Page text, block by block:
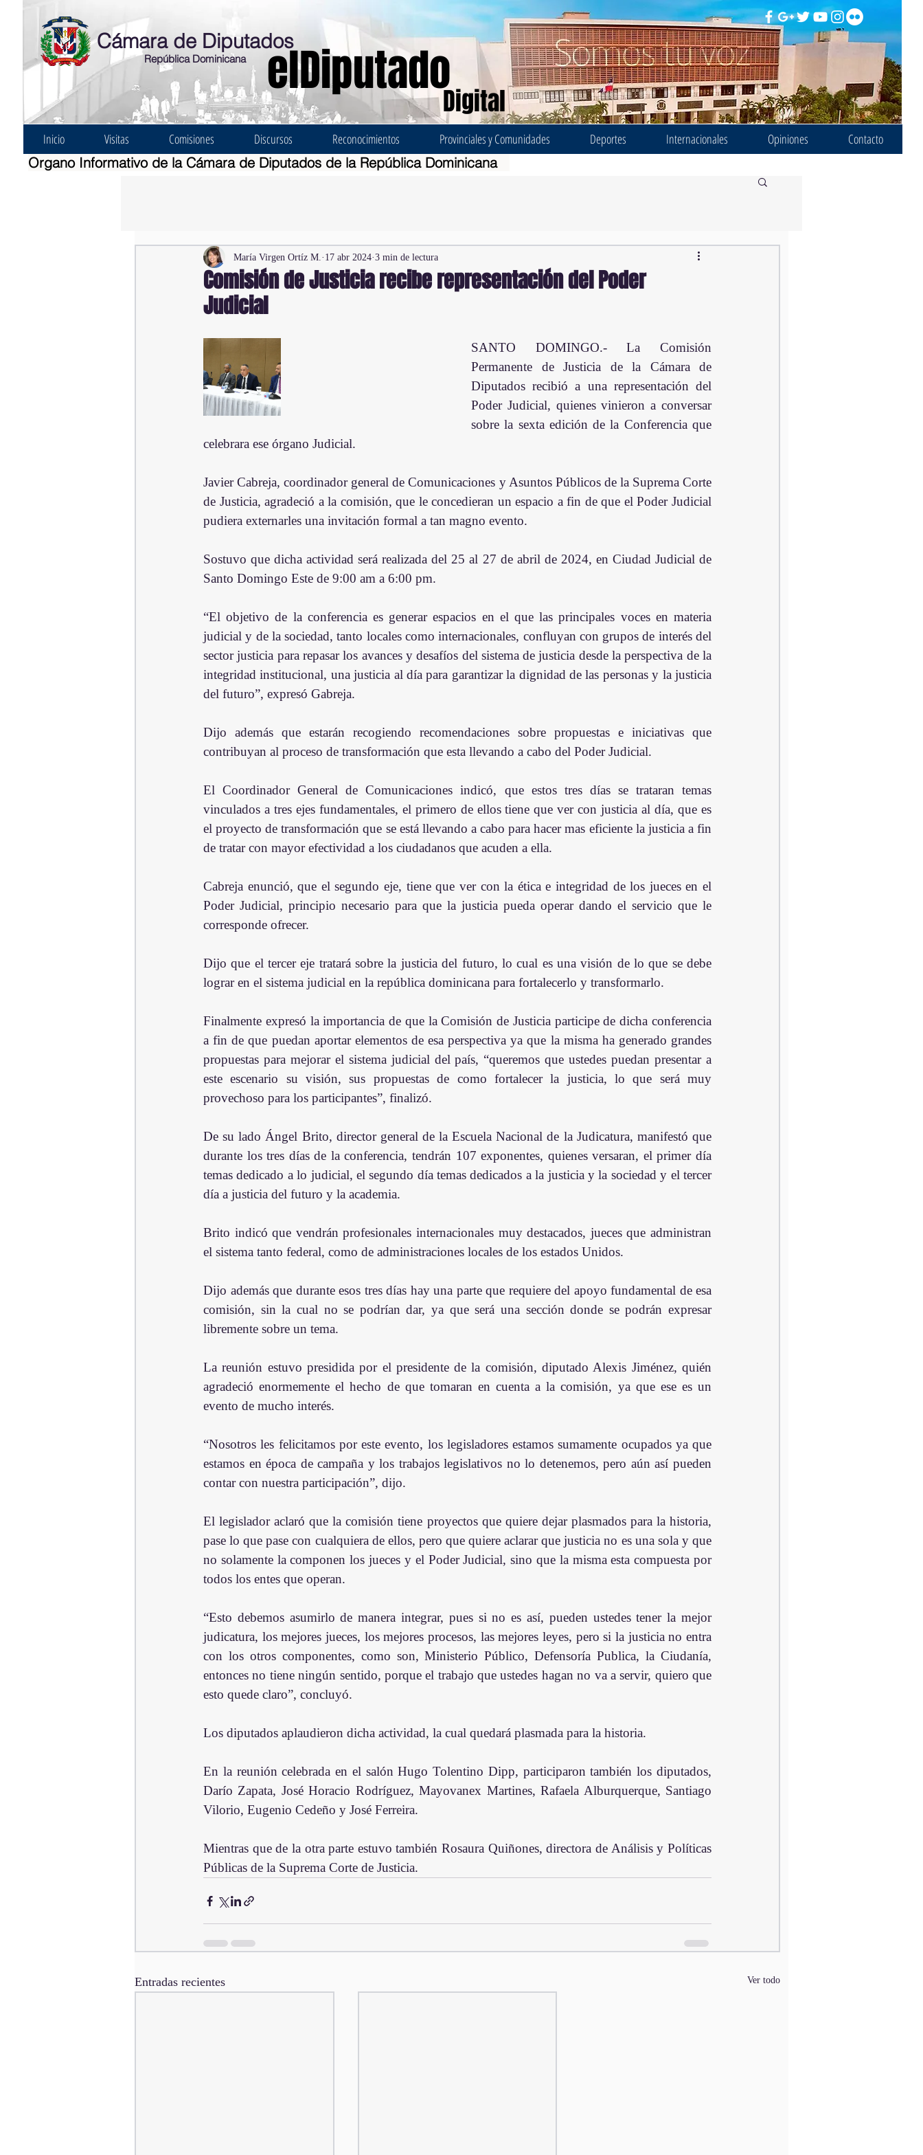
Digital
elDiputado
Cámara de Diputados
República Dominicana
Inicio Visitas Comisiones Discursos Reconocimientos Provinciales y Comunidades Deportes Internacionales Opiniones Contacto
Organo Informativo de la Cámara de Diputados de la República Dominicana
Comisión de Justicia recibe representación del Poder
Judicial
María Virgen Ortíz M. 17 abr 2024 3 min de lectura
SANTO DOMINGO.- La Comisión
Permanente de Justicia de la Cámara de
Diputados recibió a una representación del
Poder Judicial, quienes vinieron a conversar
sobre la sexta edición de la Conferencia que
celebrara ese órgano Judicial.
Javier Cabreja, coordinador general de Comunicaciones y Asuntos Públicos de la Suprema Corte
de Justicia, agradeció a la comisión, que le concedieran un espacio a fin de que el Poder Judicial
pudiera externarles una invitación formal a tan magno evento.
Sostuvo que dicha actividad será realizada del 25 al 27 de abril de 2024, en Ciudad Judicial de
Santo Domingo Este de 9:00 am a 6:00 pm.
“El objetivo de la conferencia es generar espacios en el que las principales voces en materia
judicial y de la sociedad, tanto locales como internacionales, confluyan con grupos de interés del
sector justicia para repasar los avances y desafíos del sistema de justicia desde la perspectiva de la
integridad institucional, una justicia al día para garantizar la dignidad de las personas y la justicia
del futuro”, expresó Gabreja.
Dijo además que estarán recogiendo recomendaciones sobre propuestas e iniciativas que
contribuyan al proceso de transformación que esta llevando a cabo del Poder Judicial.
El Coordinador General de Comunicaciones indicó, que estos tres días se trataran temas
vinculados a tres ejes fundamentales, el primero de ellos tiene que ver con justicia al día, que es
el proyecto de transformación que se está llevando a cabo para hacer mas eficiente la justicia a fin
de tratar con mayor efectividad a los ciudadanos que acuden a ella.
Cabreja enunció, que el segundo eje, tiene que ver con la ética e integridad de los jueces en el
Poder Judicial, principio necesario para que la justicia pueda operar dando el servicio que le
corresponde ofrecer.
Dijo que el tercer eje tratará sobre la justicia del futuro, lo cual es una visión de lo que se debe
lograr en el sistema judicial en la república dominicana para fortalecerlo y transformarlo.
Finalmente expresó la importancia de que la Comisión de Justicia participe de dicha conferencia
a fin de que puedan aportar elementos de esa perspectiva ya que la misma ha generado grandes
propuestas para mejorar el sistema judicial del país, “queremos que ustedes puedan presentar a
este escenario su visión, sus propuestas de como fortalecer la justicia, lo que será muy
provechoso para los participantes”, finalizó.
De su lado Ángel Brito, director general de la Escuela Nacional de la Judicatura, manifestó que
durante los tres días de la conferencia, tendrán 107 exponentes, quienes versaran, el primer día
temas dedicado a lo judicial, el segundo día temas dedicados a la justicia y la sociedad y el tercer
día a justicia del futuro y la academia.
Brito indicó que vendrán profesionales internacionales muy destacados, jueces que administran
el sistema tanto federal, como de administraciones locales de los estados Unidos.
Dijo además que durante esos tres días hay una parte que requiere del apoyo fundamental de esa
comisión, sin la cual no se podrían dar, ya que será una sección donde se podrán expresar
libremente sobre un tema.
La reunión estuvo presidida por el presidente de la comisión, diputado Alexis Jiménez, quién
agradeció enormemente el hecho de que tomaran en cuenta a la comisión, ya que ese es un
evento de mucho interés.
“Nosotros les felicitamos por este evento, los legisladores estamos sumamente ocupados ya que
estamos en época de campaña y los trabajos legislativos no lo detenemos, pero aún así pueden
contar con nuestra participación”, dijo.
El legislador aclaró que la comisión tiene proyectos que quiere dejar plasmados para la historia,
pase lo que pase con cualquiera de ellos, pero que quiere aclarar que justicia no es una sola y que
no solamente la componen los jueces y el Poder Judicial, sino que la misma esta compuesta por
todos los entes que operan.
“Esto debemos asumirlo de manera integrar, pues si no es así, pueden ustedes tener la mejor
judicatura, los mejores jueces, los mejores procesos, las mejores leyes, pero si la justicia no entra
con los otros componentes, como son, Ministerio Público, Defensoría Publica, la Ciudanía,
entonces no tiene ningún sentido, porque el trabajo que ustedes hagan no va a servir, quiero que
esto quede claro”, concluyó.
Los diputados aplaudieron dicha actividad, la cual quedará plasmada para la historia.
En la reunión celebrada en el salón Hugo Tolentino Dipp, participaron también los diputados,
Darío Zapata, José Horacio Rodríguez, Mayovanex Martines, Rafaela Alburquerque, Santiago
Vilorio, Eugenio Cedeño y José Ferreira.
Mientras que de la otra parte estuvo también Rosaura Quiñones, directora de Análisis y Políticas
Públicas de la Suprema Corte de Justicia.
Entradas recientes Ver todo